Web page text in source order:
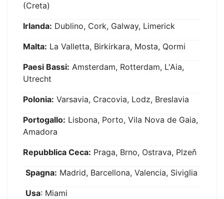
(Creta)
Irlanda: Dublino, Cork, Galway, Limerick
Malta: La Valletta, Birkirkara, Mosta, Qormi
Paesi Bassi: Amsterdam, Rotterdam, L'Aia,
Utrecht
Polonia: Varsavia, Cracovia, Lodz, Breslavia
Portogallo: Lisbona, Porto, Vila Nova de Gaia,
Amadora
Repubblica Ceca: Praga, Brno, Ostrava, Plzeň
Spagna: Madrid, Barcellona, Valencia, Siviglia
Usa: Miami